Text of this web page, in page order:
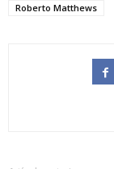
Roberto Matthews